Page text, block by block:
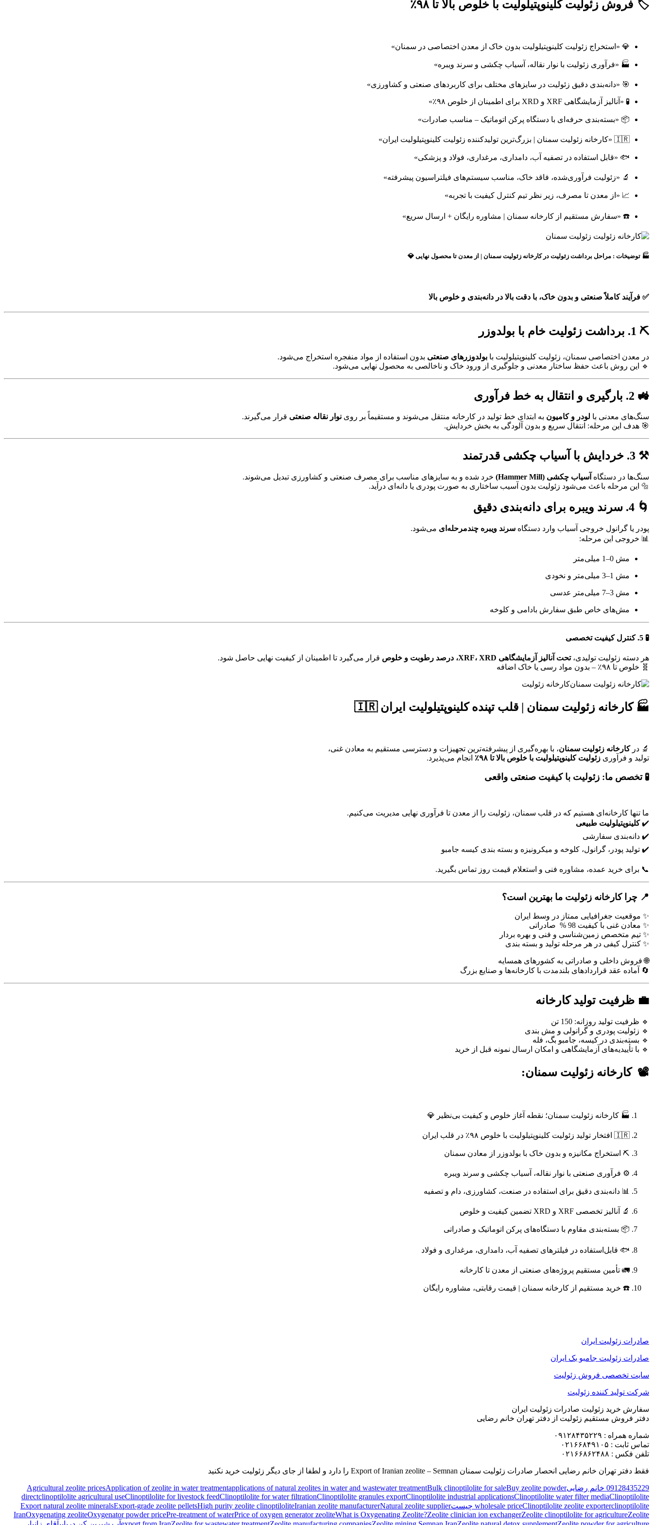
🏷️ فروش زئولیت کلینوپتیلولیت با خلوص بالا تا ۹۸٪
💎 «استخراج زئولیت کلینوپتیلولیت بدون خاک از معدن اختصاصی در سمنان»
🏭 «فرآوری زئولیت با نوار نقاله، آسیاب چکشی و سرند ویبره»
🎯 «دانه‌بندی دقیق زئولیت در سایزهای مختلف برای کاربردهای صنعتی و کشاورزی»
🧪 «آنالیز آزمایشگاهی XRF و XRD برای اطمینان از خلوص ۹۸٪»
📦 «بسته‌بندی حرفه‌ای با دستگاه پرکن اتوماتیک – مناسب صادرات»
🇮🇷 «کارخانه زئولیت سمنان | بزرگ‌ترین تولیدکننده زئولیت کلینوپتیلولیت ایران»
🐟 «قابل استفاده در تصفیه آب، دامداری، مرغداری، فولاد و پزشکی»
🔬 «زئولیت فرآوری‌شده، فاقد خاک، مناسب سیستم‌های فیلتراسیون پیشرفته»
📈 «از معدن تا مصرف، زیر نظر تیم کنترل کیفیت با تجربه»
☎️ «سفارش مستقیم از کارخانه سمنان | مشاوره رایگان + ارسال سریع»
زئولیت سمنان
🏭 توضیخات : مراحل برداشت زئولیت در کارخانه زئولیت سمنان | از معدن تا محصول نهایی 💎
✅ فرآیند کاملاً صنعتی و بدون خاک، با دقت بالا در دانه‌بندی و خلوص بالا
⛏️ 1. برداشت زئولیت خام با بولدوزر
در معدن اختصاصی سمنان، زئولیت کلینوپتیلولیت با بولدوزرهای صنعتی بدون استفاده از مواد منفجره استخراج می‌شود.
🔹 این روش باعث حفظ ساختار معدنی و جلوگیری از ورود خاک و ناخالصی به محصول نهایی می‌شود.
🚜 2. بارگیری و انتقال به خط فرآوری
سنگ‌های معدنی با لودر و کامیون به ابتدای خط تولید در کارخانه منتقل می‌شوند و مستقیماً بر روی نوار نقاله صنعتی قرار می‌گیرند.
🎯 هدف این مرحله: انتقال سریع و بدون آلودگی به بخش خردایش.
⚒️ 3. خردایش با آسیاب چکشی قدرتمند
سنگ‌ها در دستگاه آسیاب چکشی (Hammer Mill)
خرد شده و به سایزهای مناسب برای مصرف صنعتی و کشاورزی تبدیل می‌شوند.
🔩 این مرحله باعث می‌شود زئولیت بدون آسیب ساختاری به صورت پودری یا دانه‌ای درآید.
🌀 4. سرند ویبره برای دانه‌بندی دقیق
پودر یا گرانول خروجی آسیاب وارد دستگاه سرند ویبره چندمرحله‌ای می‌شود.
📊 خروجی این مرحله:
مش 0–1 میلی‌متر
مش 1–3 میلی‌متر و نخودی
مش 3–7 میلی‌متر عدسی
مش‌های خاص طبق سفارش بادامی و کلوخه
🧪 5. کنترل کیفیت تخصصی
هر دسته زئولیت تولیدی،تحت آنالیز آزمایشگاهی XRF، XRD، درصد رطوبت و خلوص
قرار می‌گیرد تا اطمینان از کیفیت نهایی حاصل شود.
🧬 خلوص تا ۹۸٪ – بدون مواد رسی یا خاک اضافه
کارخانه زئولیت
🏭 کارخانه زئولیت سمنان | قلب تپنده کلینوپتیلولیت ایران 🇮🇷
🔬 درکارخانه زئولیت سمنان، با بهره‌گیری از پیشرفته‌ترین تجهیزات و دسترسی مستقیم به معادن غنی،
تولید و فرآوری زئولیت کلینوپتیلولیت با خلوص بالا تا ۹۸٪ انجام می‌پذیرد.
🧪 تخصص ما: زئولیت با کیفیت صنعتی واقعی
ما تنها کارخانه‌ای هستیم که در قلب سمنان، زئولیت را از معدن تا فرآوری نهایی مدیریت می‌کنیم.
✔️کلینوپتیلولیت طبیعی
✔️ دانه‌بندی سفارشی
✔️ تولید پودر، گرانول، کلوخه و میکرونیزه و بسته بندی کیسه جامبو
📞 برای خرید عمده، مشاوره فنی و استعلام قیمت روز تماس بگیرید.
📍 چرا کارخانه زئولیت ما بهترین است؟
✨ موقعیت جغرافیایی ممتاز در وسط ایران
✨ معادن غنی با کیفیت 98 % صادراتی
✨ تیم متخصص زمین‌شناسی و فنی و بهره بردار
✨ کنترل کیفی در هر مرحله تولید و بسته بندی
🌐 فروش داخلی و صادراتی به کشورهای همسایه
🔄 آماده عقد قراردادهای بلندمدت با کارخانه‌ها و صنایع بزرگ
💼 ظرفیت تولید کارخانه
🔹 ظرفیت تولید روزانه: 150 تن
🔹 زئولیت پودری و گرانولی و مش بندی
🔹 بسته‌بندی در کیسه، جامبو بگ، فله
🔹 با تأییدیه‌های آزمایشگاهی و امکان ارسال نمونه قبل از خرید
📽️ کارخانه زئولیت سمنان:
🏭 کارخانه زئولیت سمنان؛ نقطه آغاز خلوص و کیفیت بی‌نظیر 💎
🇮🇷 افتخار تولید زئولیت کلینوپتیلولیت با خلوص ۹۸٪ در قلب ایران
⛏️ استخراج مکانیزه و بدون خاک با بولدوزر از معادن سمنان
⚙️ فرآوری صنعتی با نوار نقاله، آسیاب چکشی و سرند ویبره
📊 دانه‌بندی دقیق برای استفاده در صنعت، کشاورزی، دام و تصفیه
🔬 آنالیز تخصصی XRF و XRD تضمین کیفیت و خلوص
📦 بسته‌بندی مقاوم با دستگاه‌های پرکن اتوماتیک و صادراتی
🐟 قابل‌استفاده در فیلترهای تصفیه آب، دامداری، مرغداری و فولاد
🚛 تأمین مستقیم پروژه‌های صنعتی از معدن تا کارخانه
☎️ خرید مستقیم از کارخانه سمنان | قیمت رقابتی، مشاوره رایگان
صادرات زئولیت ایران
صادرات زئولیت جامبو بک ایران
سایت تخصصی فروش زئولیت
شرکت تولید کننده زئولیت
سفارش خرید زئولیت صادرات زئولیت ایران
دفتر فروش مستقیم زئولیت از دفتر تهران خانم رضایی
شماره همراه : ۰۹۱۲۸۴۳۵۲۲۹
تماس ثابت : ۰۲۱۶۶۸۴۹۱۰۵
تلفن فکس : ۰۲۱۶۶۸۶۲۴۸۸
فقط دفتر تهران خانم رضایی انحصار صادرات زئولیت سمنان Export of Iranian zeolite – Semnan را دارد و لطفا از جای دیگر زئولیت خرید نکنید
09128435229 خانم رضایی Agricultural zeolite pricesApplication of zeolite in water treatmentapplications of natural zeolites in water and wastewater treatmentBulk clinoptilolite for saleBuy zeolite powder
directclinoptilolite agricultural useClinoptilolite for livestock feedClinoptilolite for water filtrationClinoptilolite granules exportClinoptilolite industrial applicationsClinoptilolite water filter mediaClinoptilolite
wholesale priceClinoptilolite zeolite exporterclinoptilolite چیست Export natural zeolite mineralsExport-grade zeolite pelletsHigh purity zeolite clinoptiloliteIranian zeolite manufacturerNatural zeolite supplier
IranOxygenating zeoliteOxygenator powder pricePre-treatment of waterPrice of oxygen generator zeoliteWhat is Oxygenating Zeolite?Zeolite clinician ion exchangerZeolite clinoptilolite for agricultureZeolite